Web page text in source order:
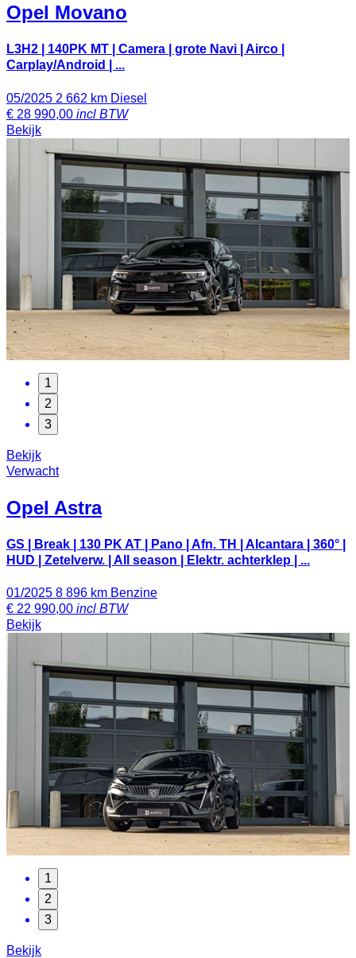
Opel Movano
L3H2 | 140PK MT | Camera | grote Navi | Airco |
Carplay/Android | ...
05/2025 2 662 km Diesel
€ 28 990,00 incl BTW
Bekijk
1
2
3
Bekijk
Verwacht
Opel Astra
GS | Break | 130 PK AT | Pano | Afn. TH | Alcantara | 360° |
HUD | Zetelverw. | All season | Elektr. achterklep | ...
01/2025 8 896 km Benzine
€ 22 990,00 incl BTW
Bekijk
1
2
3
Bekijk